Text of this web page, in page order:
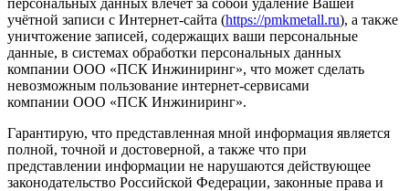
учётной записи с Интернет-сайта (https://pmkmetall.ru), а также
уничтожение записей, содержащих ваши персональные
данные, в системах обработки персональных данных
компании ООО «ПСК Инжиниринг», что может сделать
невозможным пользование интернет-сервисами
компании ООО «ПСК Инжиниринг».
Гарантирую, что представленная мной информация является
полной, точной и достоверной, а также что при
представлении информации не нарушаются действующее
законодательство Российской Федерации, законные права и